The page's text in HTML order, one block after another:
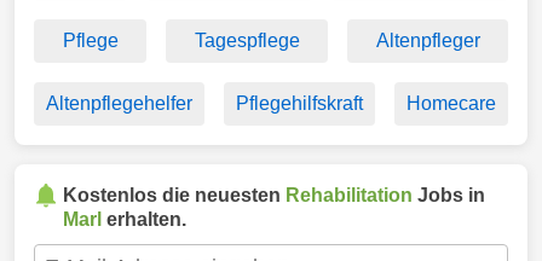
Pflege Tagespflege Altenpfleger
Altenpflegehelfer Pflegehilfskraft Homecare
Kostenlos die neuesten Rehabilitation Jobs in
Marl erhalten.